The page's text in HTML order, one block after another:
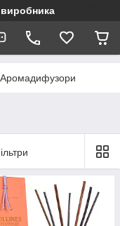
виробника
Аромадифузори